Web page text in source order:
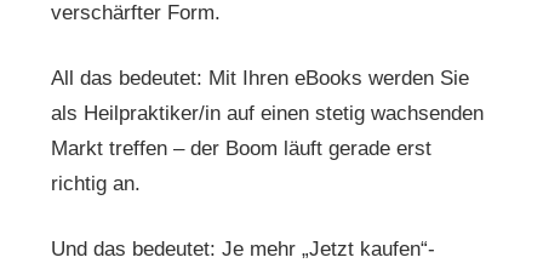
verschärfter Form.
All das bedeutet: Mit Ihren eBooks werden Sie
als Heilpraktiker/in auf einen stetig wachsenden
Markt treffen – der Boom läuft gerade erst
richtig an.
Und das bedeutet: Je mehr „Jetzt kaufen“-